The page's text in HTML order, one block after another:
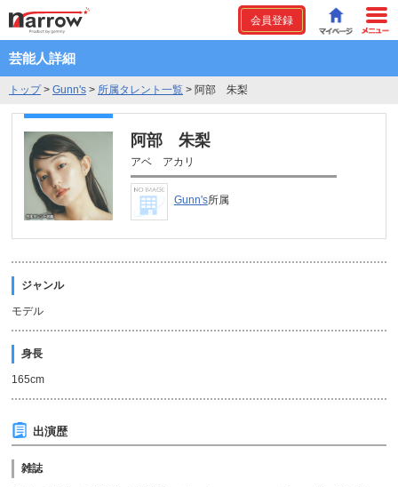
会員登録
芸能人詳細
トップ> Gunn's > 所属タレント一覧 > 阿部 朱梨
阿部 朱梨
アベ アカリ
Gunn's所属
ジャンル
モデル
身長
165cm
出演歴
雑誌